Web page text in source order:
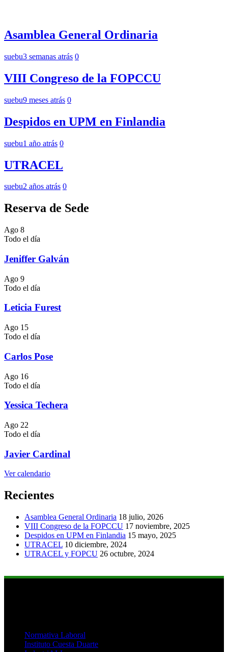
Asamblea General Ordinaria
suebu3 semanas atrás 0
VIII Congreso de la FOPCCU
suebu9 meses atrás 0
Despidos en UPM en Finlandia
suebu1 año atrás 0
UTRACEL
suebu2 años atrás 0
Reserva de Sede
Ago 8
Todo el día
Jeniffer Galván
Ago 9
Todo el día
Leticia Furest
Ago 15
Todo el día
Carlos Pose
Ago 16
Todo el día
Yessica Techera
Ago 22
Todo el día
Javier Cardinal
Ver calendario
Recientes
Asamblea General Ordinaria 18 julio, 2026
VIII Congreso de la FOPCCU 17 noviembre, 2025
Despidos en UPM en Finlandia 15 mayo, 2025
UTRACEL 10 diciembre, 2024
UTRACEL y FOPCU 26 octubre, 2024
Normativa Laboral
Instituto Cuesta Duarte